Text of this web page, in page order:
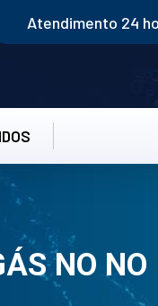
Atendimento 24
NO